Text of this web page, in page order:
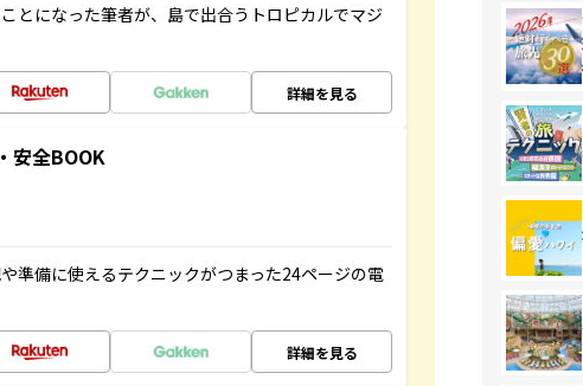
とになった筆者が、島で出合うトロピカルでマジ
詳細を見る
安全BOOK
準備に使えるテクニックがつまった24ページの電
詳細を見る